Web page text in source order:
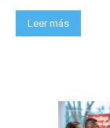
Leer más